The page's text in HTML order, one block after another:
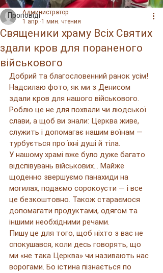
Проповіді
Священики храму Всіх Святих
здали кров для пораненого
військового
Администратор
1 апр. 1 мин. чтения
Добрий та благословенний ранок усім!
Надсилаю фото, як ми з Денисом
здали кров для нашого військового.
Роблю це не для похвали чи людської
слави, а щоб ви знали: Церква живе,
служить і допомагає нашим воїнам —
турбується про їхні душі й тіла.
У нашому храмі вже було дуже багато
відспівувань військових… Майже
щоденно звершуємо панахиди на
могилах, подаємо сорокоусти — і все
це безкоштовно. Також стараємося
допомагати продуктами, одягом та
іншими необхідними речами.
Пишу це для того, щоб ніхто з вас не
спокушався, коли десь говорять, що
ми «не така Церква» чи називають нас
ворогами. Бо істина пізнається по